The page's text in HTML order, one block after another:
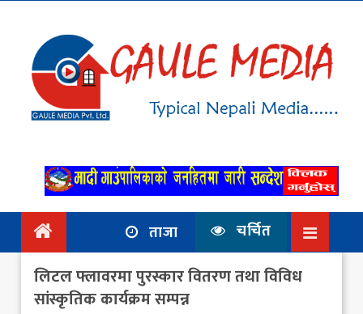
गृहपृष्ठ
समाचार
राजनिति
आर्थिक
अन्तर्वार्ता
/ विचार
प्रदेश
विश्व
ताजा चर्चित
लिटल फ्लावरमा पुरस्कार वितरण तथा विविध
सांस्कृतिक कार्यक्रम सम्पन्न